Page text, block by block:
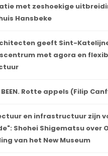
met zeshoekige
Hansbeke
geeft Sint-
met agora en
BEEN. Rotte appels (Filip
en infrastructuur zijn
Shohei Shigematsu over
van het New Museum